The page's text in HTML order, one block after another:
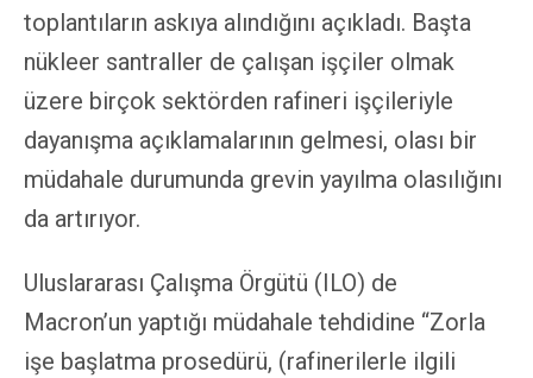
toplantıların askıya alındığını açıkladı. Başta
nükleer santraller de çalışan işçiler olmak
üzere birçok sektörden rafineri işçileriyle
dayanışma açıklamalarının gelmesi, olası bir
müdahale durumunda grevin yayılma olasılığını
da artırıyor.
Uluslararası Çalışma Örgütü (ILO) de
Macron’un yaptığı müdahale tehdidine “Zorla
işe başlatma prosedürü, (rafinerilerle ilgili